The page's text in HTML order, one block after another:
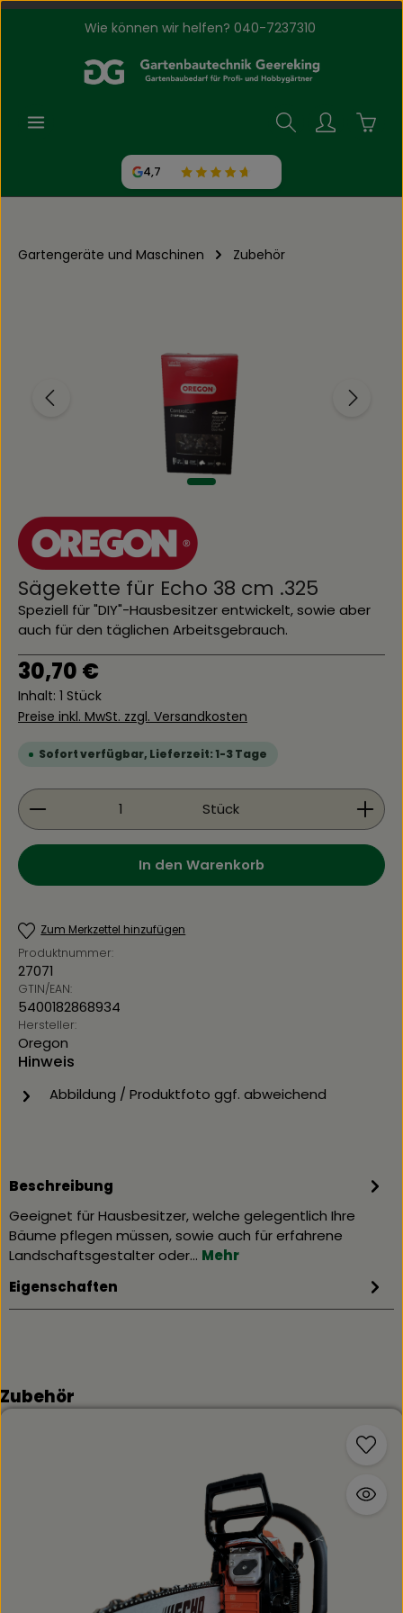
Zum Hauptinhalt springen
Wie können wir helfen? 040-7237310
4,7
Gartengeräte und Maschinen Zubehör
Sägekette für Echo 38 cm .325
Speziell für "DIY"-Hausbesitzer entwickelt, sowie aber
auch für den täglichen Arbeitsgebrauch.
Regulärer Preis:
30,70 €
Inhalt: 1 Stück
Preise inkl. MwSt. zzgl. Versandkosten
Sofort verfügbar, Lieferzeit: 1-3 Tage
Produkt Anzahl: Gib den gewünschten Wert
Stück
In den Warenkorb
Zum Merkzettel hinzufügen
Produktnummer:
27071
GTIN/EAN:
5400182868934
Hersteller:
Oregon
Hinweis
Abbildung / Produktfoto ggf. abweichend
Beschreibung
Geeignet für Hausbesitzer, welche gelegentlich Ihre
Bäume pflegen müssen, sowie auch für erfahrene
Landschaftsgestalter oder… Mehr
Eigenschaften
Produktgalerie überspringen
Zubehör